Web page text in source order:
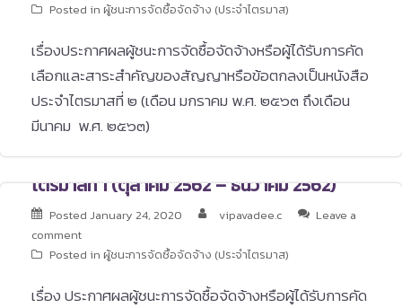
Posted in ผู้ชนะการจัดซื้อจัดจ้าง (ประจำไตรมาส)
เรื่องประกาศผลผู้ชนะการจัดซื้อจัดจ้างหรือผู้ได้รับการคัด
เลือกและสาระสำคัญของสัญญาหรือข้อตกลงเป็นหนังสือ
ประจำไตรมาสที่ ๒ (เดือน มกราคม พ.ศ. ๒๕๖๓ ถึงเดือน
มีนาคม พ.ศ. ๒๕๖๓)
ไตรมาสที่ 1 (ตุลาคม 2562 – ธันวาคม 2562)
Posted January 24, 2020 vipavadee.c
Leave a
comment
Posted in ผู้ชนะการจัดซื้อจัดจ้าง (ประจำไตรมาส)
เรื่อง ประกาศผลผู้ชนะการจัดซื้อจัดจ้างหรือผู้ได้รับการคัด